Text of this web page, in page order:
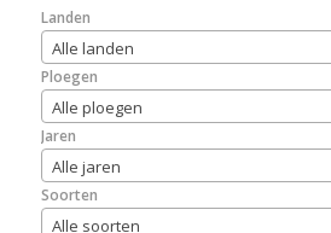
Landen
Alle landen
Ploegen
Alle ploegen
Jaren
Alle jaren
Soorten
Alle soorten